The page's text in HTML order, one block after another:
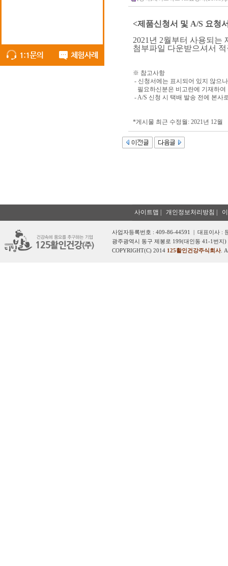
<제품신청서 및 A/S 요청
2021년 2월부터 사용되
첨부파일 다운받으셔서
※ 참고사항
- 신청서에는 표시되어 있지 않으
필요하신분은 비고란에 기재하
- A/S 신청 시 택배 발송 전에 본사
*게시물 최근 수정월: 2021년 12월
사이트맵 개인정보처리방침
사업자등록번호 : 409-86-44591 | 대표이사 :
광주광역시 동구 제봉로 199(대인동 41-1번지
COPYRIGHT(C) 2014 125활인건강주식회사.